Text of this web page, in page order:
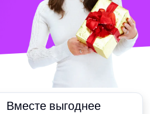
Вместе выгоднее